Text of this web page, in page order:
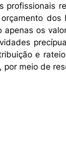
apenas os
e
meio de